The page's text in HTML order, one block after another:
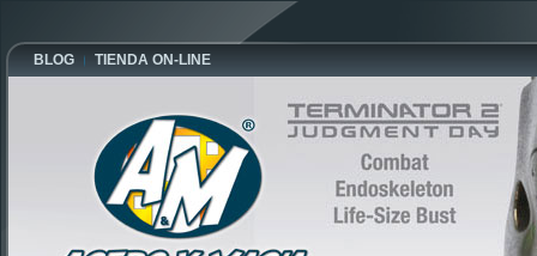
BLOG TIENDA ON-LINE